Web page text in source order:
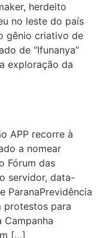
herdeito
no leste do país
gênio criativo de
de “Ifunanya”
exploração da
APP recorre à
a nomear
Fórum das
servidor, data-
ParanaPrevidência
protestos para
Campanha
[…]